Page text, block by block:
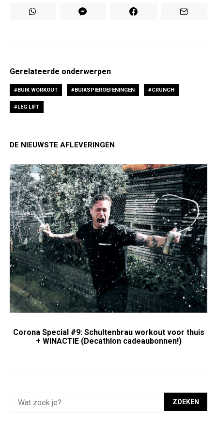
Gerelateerde onderwerpen
BUIK WORKOUT BUIKSPIEROEFENINGEN CRUNCH
LEG LIFT
DE NIEUWSTE AFLEVERINGEN
Corona Special #9: Schultenbrau workout voor thuis
+ WINACTIE (Decathlon cadeaubonnen!)
ZOEKEN